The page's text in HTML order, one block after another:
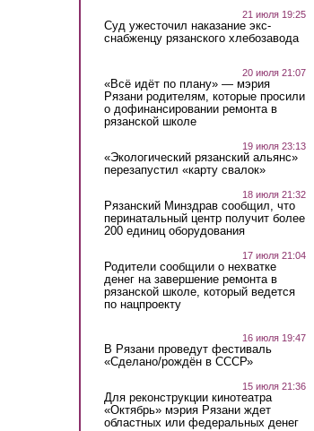
21 июля 19:25
Суд ужесточил наказание экс-
снабженцу рязанского хлебозавода
20 июля 21:07
«Всё идёт по плану» — мэрия
Рязани родителям, которые просили
о дофинансировании ремонта в
рязанской школе
19 июля 23:13
«Экологический рязанский альянс»
перезапустил «карту свалок»
18 июля 21:32
Рязанский Минздрав сообщил, что
перинатальный центр получит более
200 единиц оборудования
17 июля 21:04
Родители сообщили о нехватке
денег на завершение ремонта в
рязанской школе, который ведется
по нацпроекту
16 июля 19:47
В Рязани проведут фестиваль
«Сделано/рождён в СССР»
15 июля 21:36
Для реконструкции кинотеатра
«Октябрь» мэрия Рязани ждет
областных или федеральных денег